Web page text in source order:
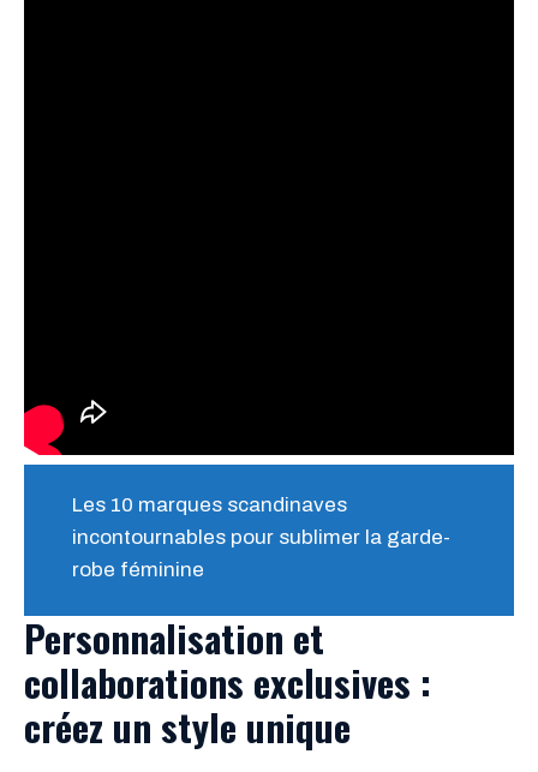
Les 10 marques scandinaves
incontournables pour sublimer la garde-
robe féminine
Personnalisation et
collaborations exclusives :
créez un style unique